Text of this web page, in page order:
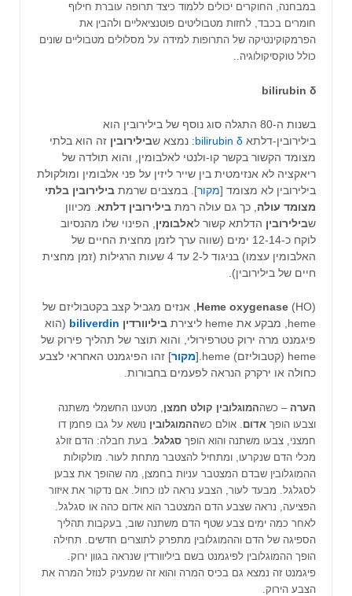
במבחנה, החוקרים יכולים ללמוד כיצד תרופה עוברת חילוף
חומרים בכבד, לחזות מטבוליטים פוטנציאליים ולהבין את
הפרמקוקינטיקה של התרופות למידה על מסלולים מטבוליים שונים
כולל טוקסיקולוגיה..
bilirubin δ
בשנות ה-80 התגלה סוג נוסף של בילירובין הוא
בילירובין-דלתא bilirubin δ: נמצא שבילירובין זה הוא בלתי
מצומד הקשור בקשר קו-ולנטי לאלבומין, והוא תולדה של
ריאקציה לא אנזימטית בין שייר ליזין על פני אלבומין ומולקולת
בילירובין לא מצומד [מקור]. במצבים שרמת בילירובין בלתי
מצומד עולה , כך גם עולה רמת בילירובין דלתא . מכיוון
שבילירובין הדלתא קשור לאלבומין , הפינוי שלו מהנסיוב
לוקח כ-12-14 ימים (שווה ערך לזמן מחצית החיים של
האלבומין עצמו) בניגוד ל-2 עד 4 שעות הרגילות (זמן מחצית
חיים של בילירובין).
Heme oxygenase(HO), אנזים מגביל קצב בקטבוליזם של
heme, מבקע את heme ליצירת
ביליוורדין biliverdin (הוא
פיגמנט מרה ירוק טטרפירולי, והוא תוצר של תהליך פירוק של
heme (קטבוליזם) heme.[
מקור] זהו הפיגמנט האחראי לצבע
כחולה או ירקרק הנראה לפעמים בחבורות.
הערה– כשההמוגלובין קולט חמצן , מטענו החשמלי משתנה
וצבעו הופך אדום . אולם כשההמוגלובין נושא על גבו פחמן דו
חמצני, צבעו משתנה והוא הופך סגלגל . בעת חבלה: הדם זולג
מכלי הדם שנקרעו, ומתחיל להצטבר מתחת לעור. מולקולות
ההמוגלובין שבדם המצטבר עניות בחמצן, מה שהופך את צבען
לסגלגל. מבעד לעור, הצבע נראה לנו כחול. אם נדקור את איזור
הפציעה, נראה שצבע הדם המצטבר הוא אדום כהה או סגלגל.
לאחר כמה ימים צבע שטף הדם משתנה שוב, בעקבות תהליך
הספיגה של הדם וההמוגלובין מתפרק לתוצרים חדשים. תחילה
הופך ההמוגלובין לפיגמנט בשם ביליוורדין שנראה בגוון ירוק.
פיגמנט זה נמצא גם בכיס המרה והוא זה שמעניק לנוזל המרה את
הצבע הירוק.